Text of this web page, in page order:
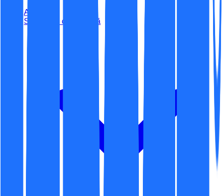
Acasă
Securitate cibernetică